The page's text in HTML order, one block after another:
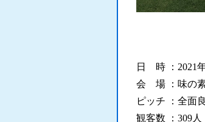
日 時 ：2021
会 場 ：味の素
ピッチ ：全面
観客数 ：309人